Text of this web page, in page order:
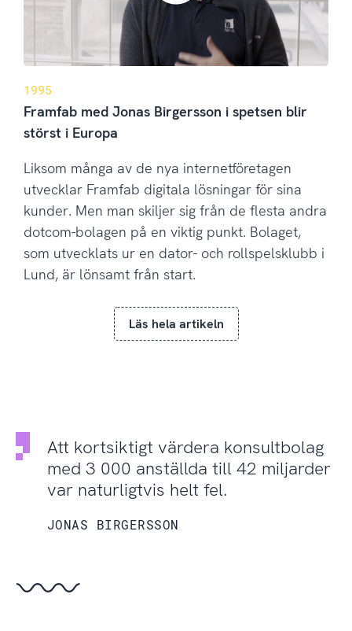
1995
Framfab med Jonas Birgersson i spetsen blir
störst i Europa
Liksom många av de nya internetföretagen
utvecklar Framfab digitala lösningar för sina
kunder. Men man skiljer sig från de flesta andra
dotcom-bolagen på en viktig punkt. Bolaget,
som utvecklats ur en dator- och rollspelsklubb i
Lund, är lönsamt från start.
Läs hela artikeln
Att kortsiktigt värdera konsultbolag
med 3 000 anställda till 42 miljarder
var naturligtvis helt fel.
JONAS BIRGERSSON